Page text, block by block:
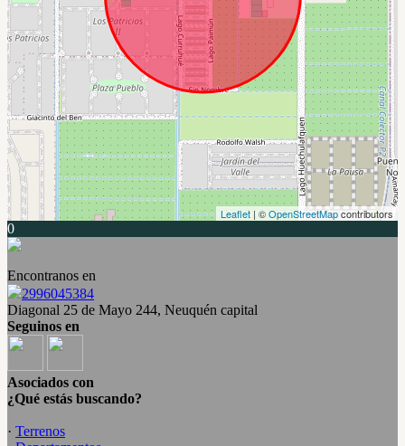
Leaflet | ©OpenStreetMapcontributors
0
Encontranos en
2996045384
Diagonal 25 de Mayo 244, Neuquén capital
Seguinos en
Asociados con
¿Qué estás buscando?
· Terrenos